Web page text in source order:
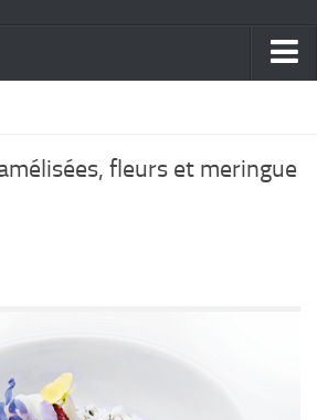
fleurs et meringue